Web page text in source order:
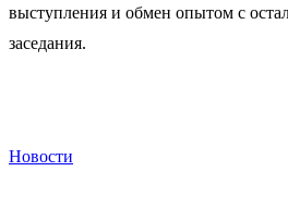
выступления и обмен опытом с
заседания.
Новости